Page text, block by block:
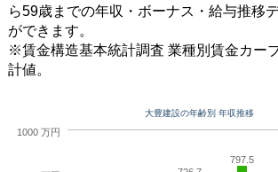
ら59歳までの年収・ボーナス・給与推移
ができます。
※賃金構造基本統計調査 業種別賃金カー
計値。
大豊建設の年齢別 年収推移
797.5
1000 万円